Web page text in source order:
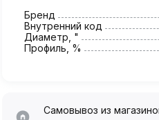
Бренд
Внутренний код
Диаметр, "
Профиль, %
Самовывоз из